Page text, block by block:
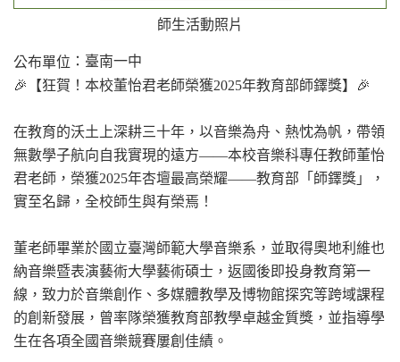
師生活動照片
公布單位 ：臺南一中
🎉【狂賀！本校董怡君老師榮獲2025年教育部師鐸獎】🎉
在教育的沃土上深耕三十年，以音樂為舟、熱忱為帆，帶領
無數學子航向自我實現的遠方——本校音樂科專任教師董怡
君老師，榮獲2025年杏壇最高榮耀——教育部「師鐸獎」，
實至名歸，全校師生與有榮焉！
董老師畢業於國立臺灣師範大學音樂系，並取得奧地利維也
納音樂暨表演藝術大學藝術碩士，返國後即投身教育第一
線，致力於音樂創作、多媒體教學及博物館探究等跨域課程
的創新發展，曾率隊榮獲教育部教學卓越金質獎，並指導學
生在各項全國音樂競賽屢創佳績。